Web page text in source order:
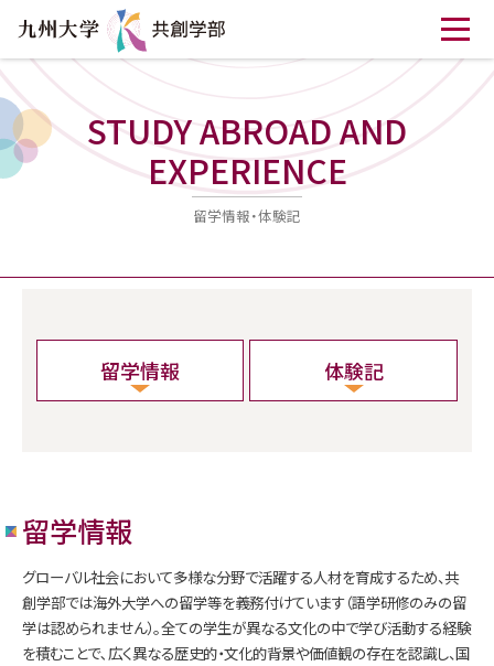
STUDY ABROAD AND
EXPERIENCE
留学情報・体験記
留学情報 体験記
留学情報
グローバル社会において多様な分野で活躍する人材を育成するため、共
創学部では海外大学への留学等を義務付けています（語学研修のみの留
学は認められません）｡全ての学生が異なる文化の中で学び活動する経験
を積むことで､広く異なる歴史的・文化的背景や価値観の存在を認識し、国